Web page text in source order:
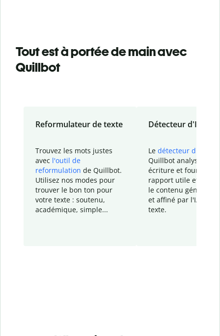
Tout est à portée de main avec
Quillbot
Reformulateur de texte
Trouvez les mots justes
avec l'outil de
reformulation de Quillbot.
Utilisez nos modes pour
trouver le bon ton pour
votre texte : soutenu,
académique, simple...
Détecteur d'IA
Le détecteur d'IA
Quillbot analyse votre
écriture et fournit un
rapport utile et
le contenu généré
et affiné par l'IA
texte.